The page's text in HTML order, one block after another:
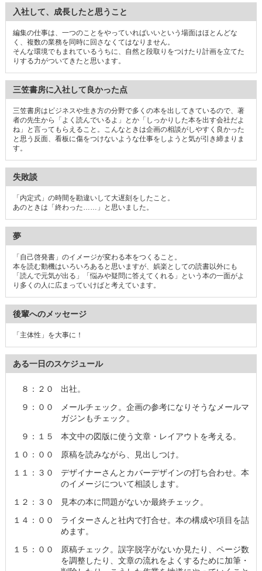
入社して、成長したと思うこと
編集の仕事は、一つのことをやっていればいいという場面はほとんどな
く、複数の業務を同時に回さなくてはなりません。
そんな環境でもまれているうちに、自然と段取りをつけたり計画を立てた
りする力がついてきたと思います。
三笠書房に入社して良かった点
三笠書房はビジネスや生き方の分野で多くの本を出してきているので、著
者の先生から「よく読んでいるよ」とか「しっかりした本を出す会社だよ
ね」と言ってもらえること。こんなときは企画の相談がしやすく良かった
と思う反面、看板に傷をつけないような仕事をしようと気が引き締まりま
す。
失敗談
「内定式」の時間を勘違いして大遅刻をしたこと。
あのときは「終わった……」と思いました。
夢
「自己啓発書」のイメージが変わる本をつくること。
本を読む動機はいろいろあると思いますが、娯楽としての読書以外にも
「読んで元気が出る」「悩みや疑問に答えてくれる」という本の一面がよ
り多くの人に広まっていけばと考えています。
後輩へのメッセージ
「主体性」を大事に！
ある一日のスケジュール
８：２０
出社。
９：００
メールチェック。企画の参考になりそうなメールマ
ガジンもチェック。
９：１５
本文中の図版に使う文章・レイアウトを考える。
１０：００
原稿を読みながら、見出しつけ。
１１：３０
デザイナーさんとカバーデザインの打ち合わせ。本
のイメージについて相談します。
１２：３０
見本の本に問題がないか最終チェック。
１４：００
ライターさんと社内で打合せ。本の構成や項目を詰
めます。
１５：００
原稿チェック。誤字脱字がないか見たり、ページ数
を調整したり、文章の流れをよくするために加筆・